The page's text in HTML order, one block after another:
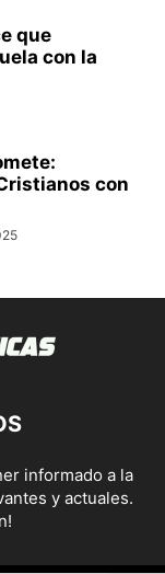
que
con la
con
informado a la
y actuales.